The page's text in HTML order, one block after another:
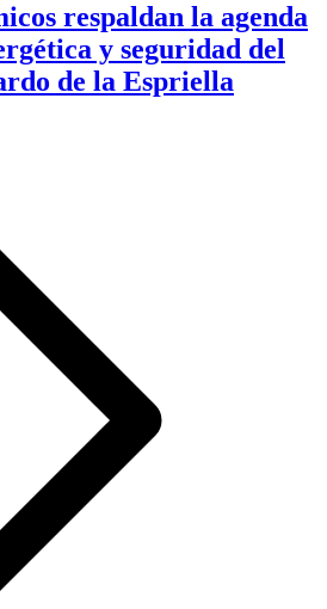
respaldan la agenda
y seguridad del
de la Espriella